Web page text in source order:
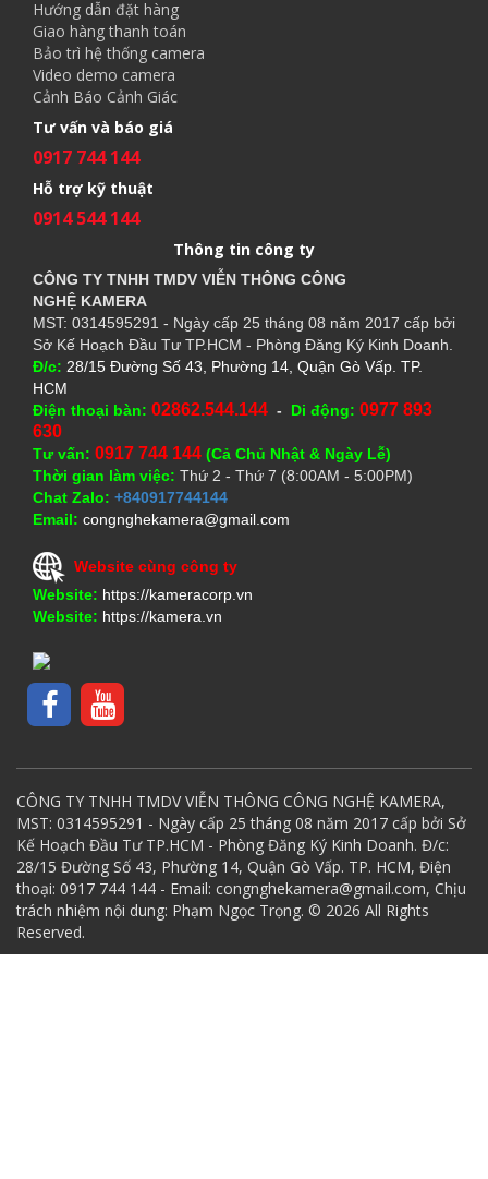
Hướng dẫn đặt hàng
Giao hàng thanh toán
Bảo trì hệ thống camera
Video demo camera
Cảnh Báo Cảnh Giác
Tư vấn và báo giá
0917 744 144
Hỗ trợ kỹ thuật
0914 544 144
Thông tin công ty
CÔNG TY TNHH TMDV VIỄN THÔNG CÔNG
NGHỆ KAMERA
MST: 0314595291 - Ngày cấp 25 tháng 08 năm 2017 cấp bởi
Sở Kế Hoạch Đầu Tư TP.HCM - Phòng Đăng Ký Kinh Doanh.
Đ/c: 28/15 Đường Số 43, Phường 14, Quận Gò Vấp. TP.
HCM
Điện thoại bàn: 02862.544.144 - Di động: 0977 893
630
Tư vấn: 0917 744 144 (Cả Chủ Nhật & Ngày Lễ)
Thời gian làm việc: Thứ 2 - Thứ 7 (8:00AM - 5:00PM)
Chat Zalo: +840917744144
Email: congnghekamera@gmail.com
Website cùng công ty
Website: https://kameracorp.vn
Website: https://kamera.vn
CÔNG TY TNHH TMDV VIỄN THÔNG CÔNG NGHỆ KAMERA,
MST: 0314595291 - Ngày cấp 25 tháng 08 năm 2017 cấp bởi Sở
Kế Hoạch Đầu Tư TP.HCM - Phòng Đăng Ký Kinh Doanh. Đ/c:
28/15 Đường Số 43, Phường 14, Quận Gò Vấp. TP. HCM, Điện
thoại: 0917 744 144 - Email: congnghekamera@gmail.com, Chịu
trách nhiệm nội dung: Phạm Ngọc Trọng. © 2026 All Rights
Reserved.